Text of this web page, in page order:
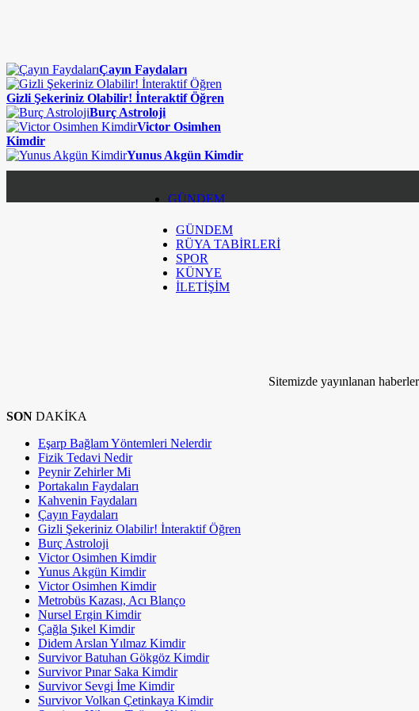
Çayın Faydaları
Gizli Şekeriniz Olabilir! İnteraktif Öğren
Burç Astroloji
Victor Osimhen
Kimdir
Yunus Akgün Kimdir
GÜNDEM
RÜYA TABİRLERİ
SPOR
KÜNYE
GÜNDEM
RÜYA TABİRLERİ
SPOR
KÜNYE
İLETİŞİM
Sitemizde yayınlanan
SON DAKİKA
Eşarp Bağlam Yöntemleri Nelerdir
Fizik Tedavi Nedir
Peynir Zehirler Mi
Portakalın Faydaları
Kahvenin Faydaları
Çayın Faydaları
Gizli Şekeriniz Olabilir! İnteraktif Öğren
Burç Astroloji
Victor Osimhen Kimdir
Yunus Akgün Kimdir
Victor Osimhen Kimdir
Metrobüs Kazası, Acı Blanço
Nursel Ergin Kimdir
Çağla Şıkel Kimdir
Didem Arslan Yılmaz Kimdir
Survivor Batuhan Gökgöz Kimdir
Survivor Pınar Saka Kimdir
Survivor Sevgi İme Kimdir
Survivor Volkan Çetinkaya Kimdir